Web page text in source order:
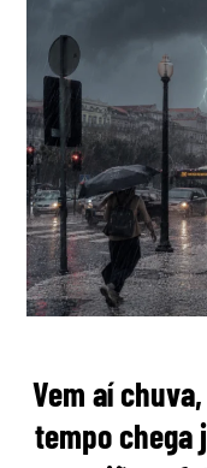
Vem aí
tempo chega